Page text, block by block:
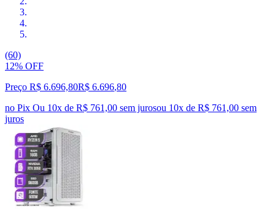
(60)
12% OFF
Preço R$ 6.696,80R$ 6.696,80
no Pix Ou 10x de R$ 761,00 sem jurosou 10x de R$ 761,00 sem
juros